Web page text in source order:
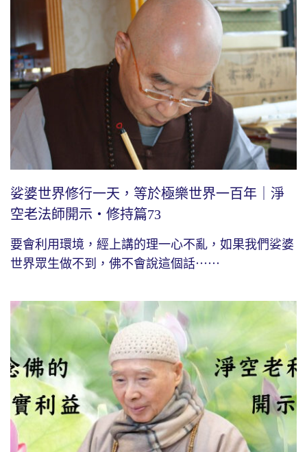
娑婆世界修行一天，等於極樂世界一百年｜淨
空老法師開示・修持篇73
要會利用環境，經上講的理一心不亂，如果我們娑婆
世界眾生做不到，佛不會說這個話⋯⋯